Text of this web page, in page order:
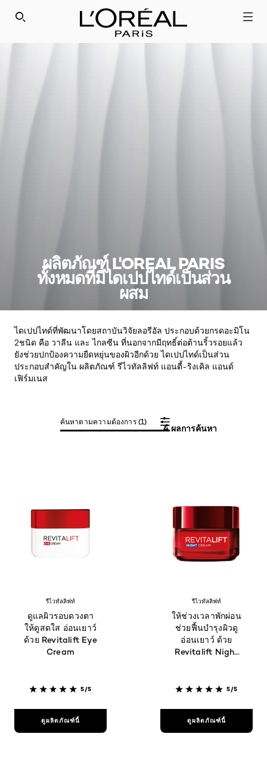
SEARCH THIS SITE
ผลิตภัณฑ์ L'OREAL PARIS
ทั้งหมดที่มีไดเปปไทด์เป็นส่วน
ผสม
ไดเปปไทด์ที่พัฒนาโดยสถาบันวิจัยลอรีอัล ประกอบด้วยกรดอะมิโน
2ชนิด คือ วาลีน และ ไกลซีน ที่นอกจากมีฤทธิ์ต่อต้านริ้วรอยแล้ว
ยังช่วยปกป้องความยืดหยุ่นของผิวอีกด้วย ไดเปปไทด์เป็นส่วน
ประกอบสำคัญใน ผลิตภัณฑ์ รีไวทัลลิฟท์ แอนตี้-ริงเคิล แอนด์
เฟิร์มเนส
4 ผลการค้นหา
ค้นหาตามความต้องการ (1)
รีไวทัลลิฟท์
ดูแลผิวรอบดวงตา
ให้ดูสดใส อ่อนเยาว์
ด้วย Revitalift Eye
Cream
5/5
ดูผลิตภัณฑ์นี้
รีไวทัลลิฟท์
ให้ช่วงเวลาพักผ่อน
ช่วยฟื้นบำรุงผิวดู
อ่อนเยาว์ ด้วย
Revitalift Night
5/5
ดูผลิตภัณฑ์นี้